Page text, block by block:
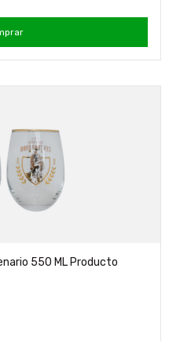
550 ML Producto